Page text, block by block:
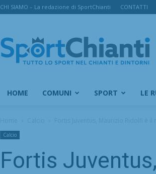
CHI SIAMO – La redazione di SportChianti CONTATTI
SportChianti
HOME COMUNI SPORT LE
Calcio
Fortis